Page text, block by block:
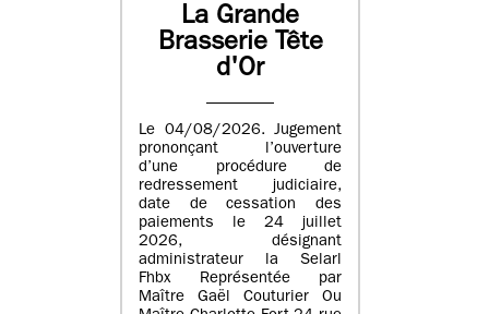
La Grande
Brasserie Tête
d'Or
Le 04/08/2026. Jugement
prononçant l’ouverture
d’une procédure de
redressement judiciaire,
date de cessation des
paiements le 24 juillet
2026, désignant
administrateur la Selarl
Fhbx Représentée par
Maître Gaël Couturier Ou